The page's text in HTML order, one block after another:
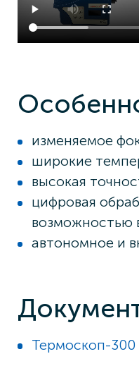
изменяемое
широкие
высокая
цифровая
возможностью
автономное и
Термоскоп-300